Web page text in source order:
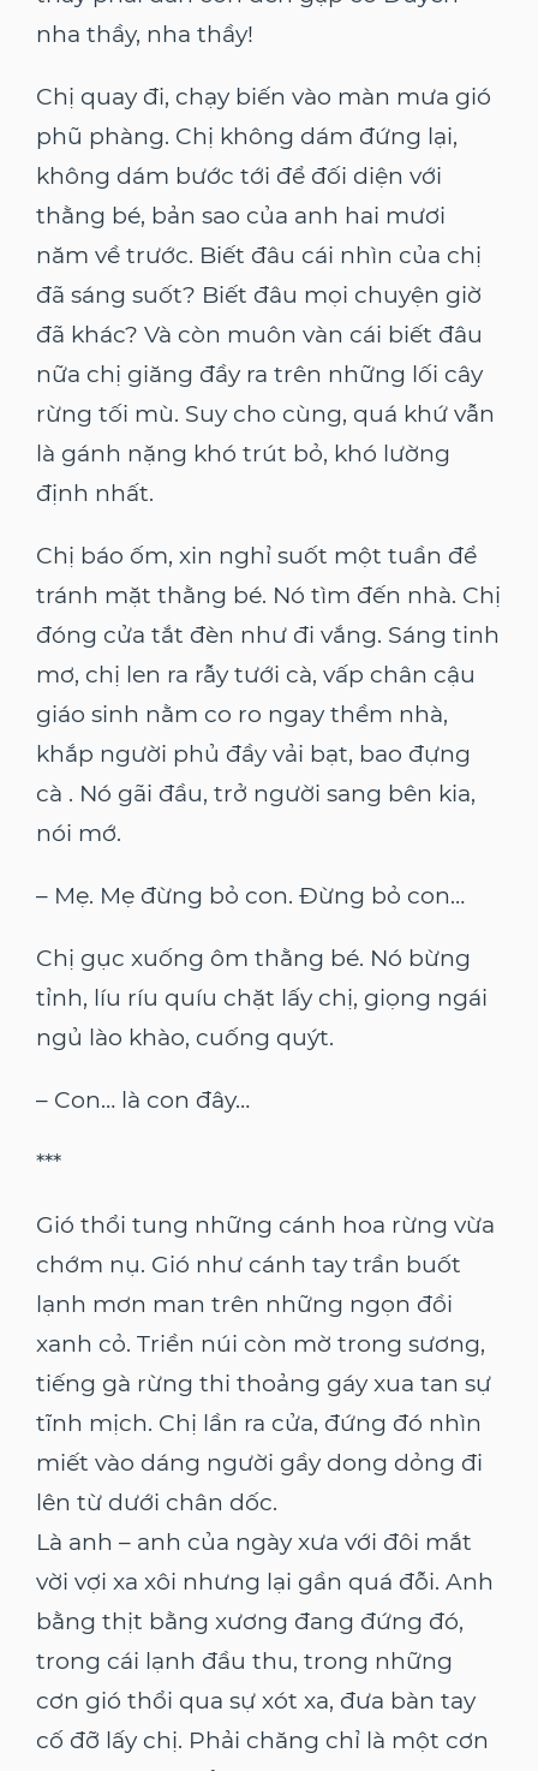
nha thầy, nha thầy!
Chị quay đi, chạy biến vào màn mưa gió
phũ phàng. Chị không dám đứng lại,
không dám bước tới để đối diện với
thằng bé, bản sao của anh hai mươi
năm về trước. Biết đâu cái nhìn của chị
đã sáng suốt? Biết đâu mọi chuyện giờ
đã khác? Và còn muôn vàn cái biết đâu
nữa chị giăng đầy ra trên những lối cây
rừng tối mù. Suy cho cùng, quá khứ vẫn
là gánh nặng khó trút bỏ, khó lường
định nhất.
Chị báo ốm, xin nghỉ suốt một tuần để
tránh mặt thằng bé. Nó tìm đến nhà. Chị
đóng cửa tắt đèn như đi vắng. Sáng tinh
mơ, chị len ra rẫy tưới cà, vấp chân cậu
giáo sinh nằm co ro ngay thềm nhà,
khắp người phủ đầy vải bạt, bao đựng
cà . Nó gãi đầu, trở người sang bên kia,
nói mớ.
– Mẹ. Mẹ đừng bỏ con. Đừng bỏ con…
Chị gục xuống ôm thằng bé. Nó bừng
tỉnh, líu ríu quíu chặt lấy chị, giọng ngái
ngủ lào khào, cuống quýt.
– Con… là con đây…
***
Gió thổi tung những cánh hoa rừng vừa
chớm nụ. Gió như cánh tay trần buốt
lạnh mơn man trên những ngọn đồi
xanh cỏ. Triền núi còn mờ trong sương,
tiếng gà rừng thi thoảng gáy xua tan sự
tĩnh mịch. Chị lần ra cửa, đứng đó nhìn
miết vào dáng người gầy dong dỏng đi
lên từ dưới chân dốc.
Là anh – anh của ngày xưa với đôi mắt
vời vợi xa xôi nhưng lại gần quá đỗi. Anh
bằng thịt bằng xương đang đứng đó,
trong cái lạnh đầu thu, trong những
cơn gió thổi qua sự xót xa, đưa bàn tay
cố đỡ lấy chị. Phải chăng chỉ là một cơn